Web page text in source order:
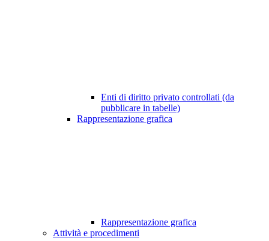
Enti di diritto privato controllati (da
pubblicare in tabelle)
Rappresentazione grafica
Rappresentazione grafica
Attività e procedimenti